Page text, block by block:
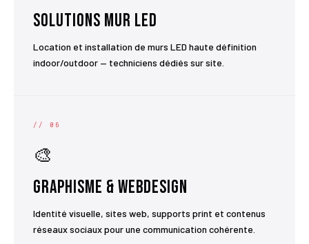
Solutions Mur LED
Location et installation de murs LED haute définition
indoor/outdoor — techniciens dédiés sur site.
// 06
🎨
Graphisme & Webdesign
Identité visuelle, sites web, supports print et contenus
réseaux sociaux pour une communication cohérente.